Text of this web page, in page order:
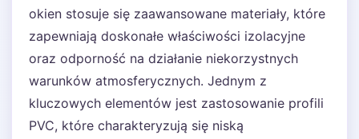
okien stosuje się zaawansowane materiały, które
zapewniają doskonałe właściwości izolacyjne
oraz odporność na działanie niekorzystnych
warunków atmosferycznych. Jednym z
kluczowych elementów jest zastosowanie profili
PVC, które charakteryzują się niską